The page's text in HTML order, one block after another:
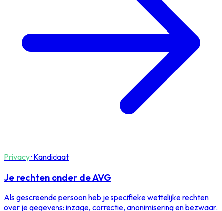
Privacy· Kandidaat
Je rechten onder de AVG
Als gescreende persoon heb je specifieke wettelijke rechten
over je gegevens: inzage, correctie, anonimisering en bezwaar.